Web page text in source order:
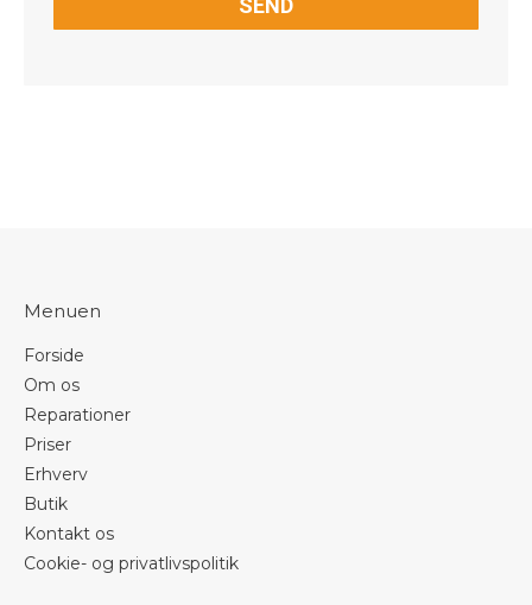
Menuen
Forside
Om os
Reparationer
Priser
Erhverv
Butik
Kontakt os
Cookie- og privatlivspolitik